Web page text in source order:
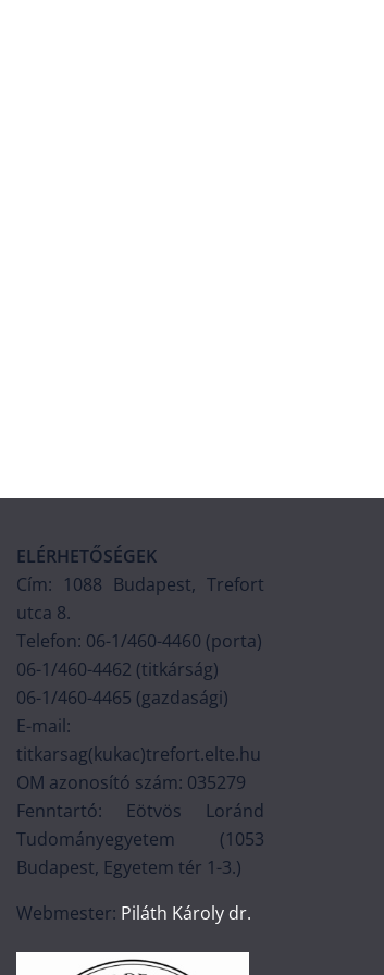
ELÉRHETŐSÉGEK
Cím: 1088 Budapest, Trefort
utca 8.
Telefon: 06-1/460-4460 (porta)
06-1/460-4462 (titkárság)
06-1/460-4465 (gazdasági)
E-mail:
titkarsag(kukac)trefort.elte.hu
OM azonosító szám: 035279
Fenntartó: Eötvös Loránd
Tudományegyetem (1053
Budapest, Egyetem tér 1-3.)
Webmester: Piláth Károly dr.